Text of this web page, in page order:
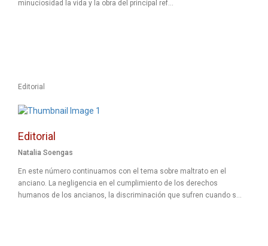
minuciosidad la vida y la obra del principal ref...
Editorial
Editorial
Natalia Soengas
En este número continuamos con el tema sobre maltrato en el
anciano. La negligencia en el cumplimiento de los derechos
humanos de los ancianos, la discriminación que sufren cuando s...